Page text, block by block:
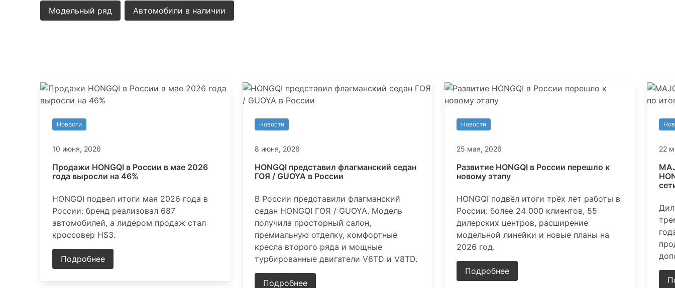
Модельный ряд Автомобили в наличии
Новости
10 июня, 2026
Продажи HONGQI в России в мае 2026
года выросли на 46%
HONGQI подвел итоги мая 2026 года в
России: бренд реализовал 687
автомобилей, а лидером продаж стал
кроссовер HS3.
Подробнее
Новости
8 июня, 2026
HONGQI представил флагманский седан
ГОЯ / GUOYA в России
В России представили флагманский
седан HONGQI ГОЯ / GUOYA. Модель
получила просторный салон,
премиальную отделку, комфортные
кресла второго ряда и мощные
турбированные двигатели V6TD и V8TD.
Подробнее
Новости
25 мая, 2026
Развитие HONGQI в России перешло к
новому этапу
HONGQI подвёл итоги трёх лет работы в
России: более 24 000 клиентов, 55
дилерских центров, расширение
модельной линейки и новые планы на
2026 год.
Подробнее
22